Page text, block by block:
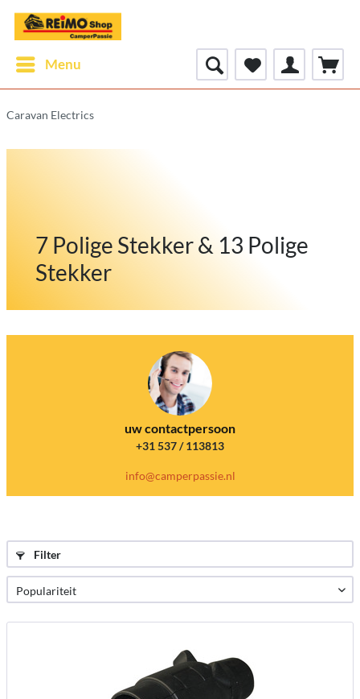
Menu
Caravan Electrics
7 Polige Stekker & 13 Polige
Stekker
uw contactpersoon
+31 537 / 113813
info@camperpassie.nl
Filter